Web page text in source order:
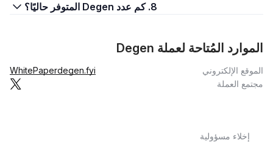
8. كم عدد Degen المتوفر حاليًا؟
الموارد المُتاحة لعملة Degen
الموقع الإلكتروني degen.fyi
WhitePaper
مجتمع العملة
إخلاء مسؤولية